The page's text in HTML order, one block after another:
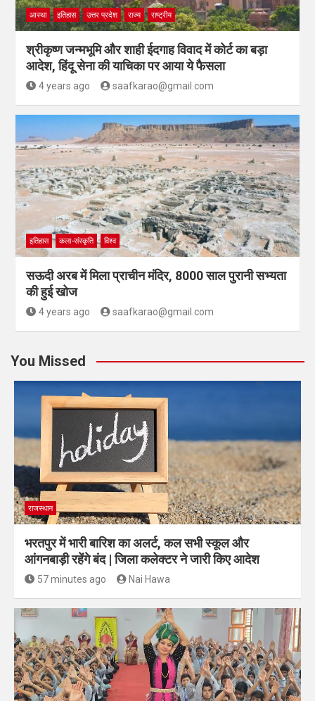
आस्था इतिहास उत्तर प्रदेश राज्य राष्ट्रीय
श्रीकृष्ण जन्मभूमि और शाही ईदगाह विवाद में कोर्ट का बड़ा
आदेश, हिंदू सेना की याचिका पर आया ये फैसला
4 years ago saafkarao@gmail.com
इतिहास कला-संस्कृति विश्व
सऊदी अरब में मिला प्राचीन मंदिर, 8000 साल पुरानी सभ्यता
की हुई खोज
4 years ago saafkarao@gmail.com
You Missed
राजस्थान
भरतपुर में भारी बारिश का अलर्ट, कल सभी स्कूल और
आंगनबाड़ी रहेंगे बंद | जिला कलेक्टर ने जारी किए आदेश
57 minutes ago Nai Hawa